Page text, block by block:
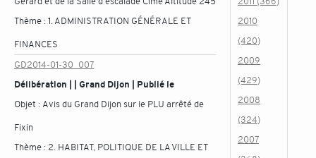
Thème :1. ADMINISTRATION GÉNÉRALE ET
FINANCES
GD2014-01-30_007
Délibération | | Grand Dijon | Publié le
Objet : Avis du Grand Dijon sur le PLU arrêté de
Fixin
Thème : 2. HABITAT, POLITIQUE DE LA VILLE ET
2010
(420)
2009
(429)
2008
(324)
2007